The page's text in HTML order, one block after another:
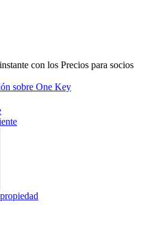
con los Precios para socios
sobre One Key